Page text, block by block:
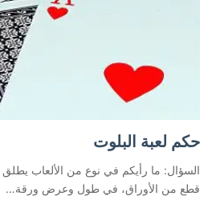
حكم لعبة البلوت
السؤال: ما رأيكم في نوع من الألعاب
قطع من الأوراق، في طول وعرض ورقة…